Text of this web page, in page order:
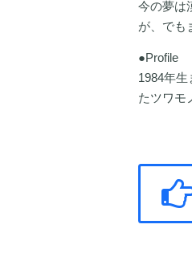
今の夢は
が、でも
●Profile
1984年
たツワモ